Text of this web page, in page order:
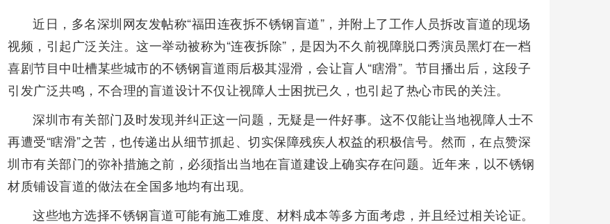
近日，多名深圳网友发帖称“福田连夜拆不锈钢盲道”，并附上了工作人员拆改盲道的现场
视频，引起广泛关注。这一举动被称为“连夜拆除”，是因为不久前视障脱口秀演员黑灯在一档
喜剧节目中吐槽某些城市的不锈钢盲道雨后极其湿滑，会让盲人“瞎滑”。节目播出后，这段子
引发广泛共鸣，不合理的盲道设计不仅让视障人士困扰已久，也引起了热心市民的关注。
深圳市有关部门及时发现并纠正这一问题，无疑是一件好事。这不仅能让当地视障人士不
再遭受“瞎滑”之苦，也传递出从细节抓起、切实保障残疾人权益的积极信号。然而，在点赞深
圳市有关部门的弥补措施之前，必须指出当地在盲道建设上确实存在问题。近年来，以不锈钢
材质铺设盲道的做法在全国多地均有出现。
这些地方选择不锈钢盲道可能有施工难度、材料成本等多方面考虑，并且经过相关论证。